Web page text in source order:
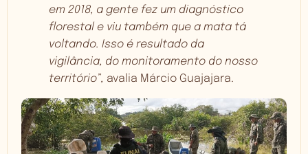
em 2018, a gente fez um diagnóstico
florestal e viu também que a mata tá
voltando. Isso é resultado da
vigilância, do monitoramento do nosso
território”, avalia Márcio Guajajara.